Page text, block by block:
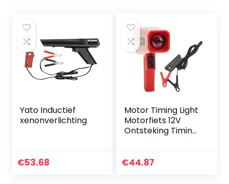
Yato Inductief
xenonverlichting
€53.68
Motor Timing Light
Motorfiets 12V
Ontsteking Timing
€44.87